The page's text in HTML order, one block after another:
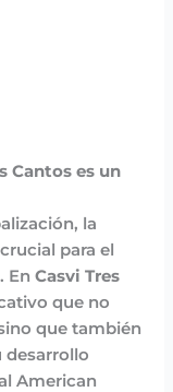
Cantos es un
la
para el
EnCasvi Tres
que no
que también
desarrollo
American